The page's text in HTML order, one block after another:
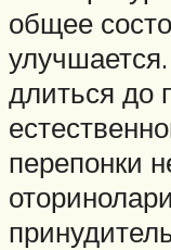
общее
длиться до
перепонки